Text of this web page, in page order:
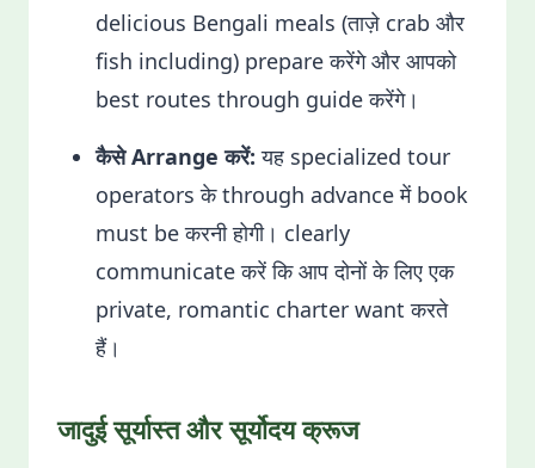
delicious Bengali meals (ताज़े crab और
fish including) prepare करेंगे और आपको
best routes through guide करेंगे।
कैसे Arrange करें: यह specialized tour
operators के through advance में book
must be करनी होगी। clearly
communicate करें कि आप दोनों के लिए एक
private, romantic charter want करते
हैं।
जादुई सूर्यास्त और सूर्योदय क्रूज